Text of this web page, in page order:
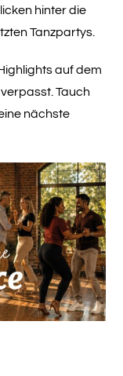
hinter die
Tanzpartys.
auf dem
Tauch
nächste